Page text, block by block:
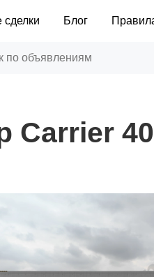
сделки Блог
Carrier